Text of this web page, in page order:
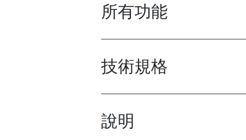
Toggle features
所有功能
Toggle techspec
技術規格
Toggle guides and instructions
說明